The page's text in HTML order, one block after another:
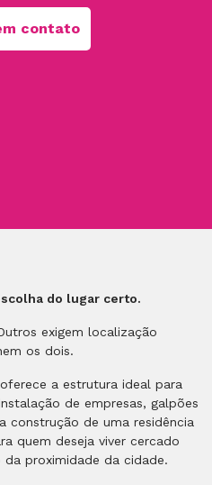
contato
do lugar certo.
exigem localização
os dois.
a estrutura ideal para
de empresas, galpões
construção de uma residência
quem deseja viver cercado
proximidade da cidade.